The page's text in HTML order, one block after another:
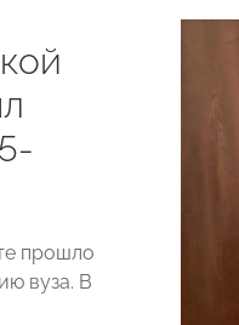
прошло
вуза. В